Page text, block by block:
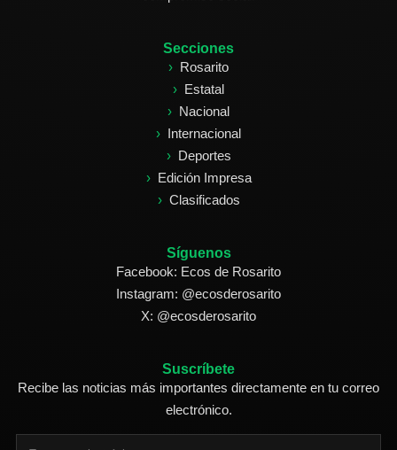
Secciones
Rosarito
Estatal
Nacional
Internacional
Deportes
Edición Impresa
Clasificados
Síguenos
Facebook: Ecos de Rosarito
Instagram: @ecosderosarito
X: @ecosderosarito
Suscríbete
Recibe las noticias más importantes directamente en tu correo
electrónico.